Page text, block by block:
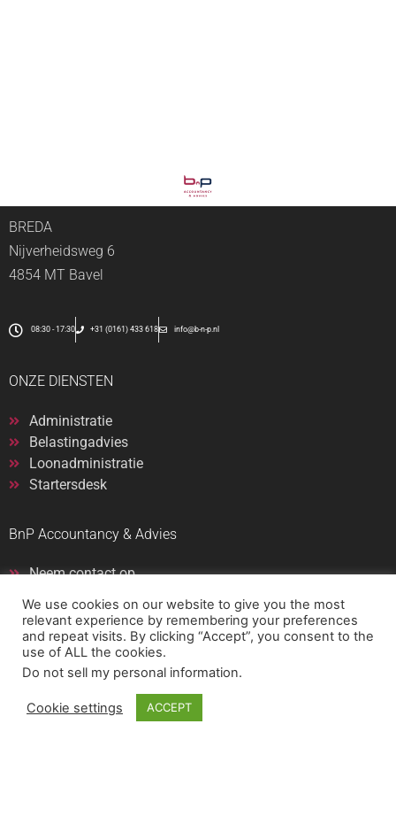
BREDA
Nijverheidsweg 6
4854 MT Bavel
08:30 - 17:30 +31 (0161) 433 618 info@b-n-p.nl
ONZE DIENSTEN
Administratie
Belastingadvies
Loonadministratie
Startersdesk
BnP Accountancy & Advies
Neem contact op
Privacyverklaring
Algemene voorwaarden
We use cookies on our website to give you the most
relevant experience by remembering your preferences
and repeat visits. By clicking “Accept”, you consent to the
use of ALL the cookies.
Do not sell my personal information.
Cookie settings ACCEPT